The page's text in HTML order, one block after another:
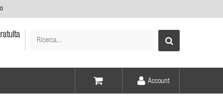
Account